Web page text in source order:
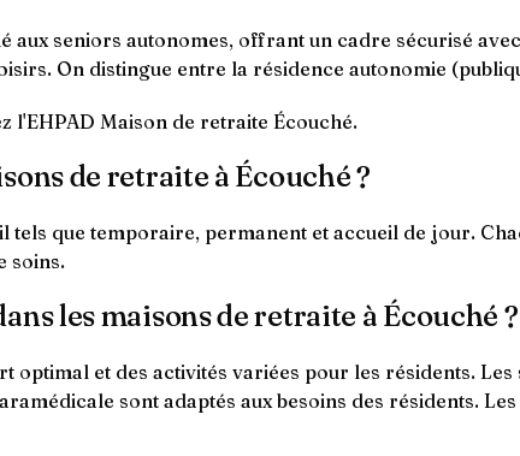
aux seniors autonomes, offrant un cadre sécurisé
On distingue entre la résidence autonomie
l'EHPAD Maison de retraite Écouché.
de retraite à Écouché ?
que temporaire, permanent et accueil de jour.
soins.
les maisons de retraite à Écouché ?
et des activités variées pour les résidents.
sont adaptés aux besoins des résidents.